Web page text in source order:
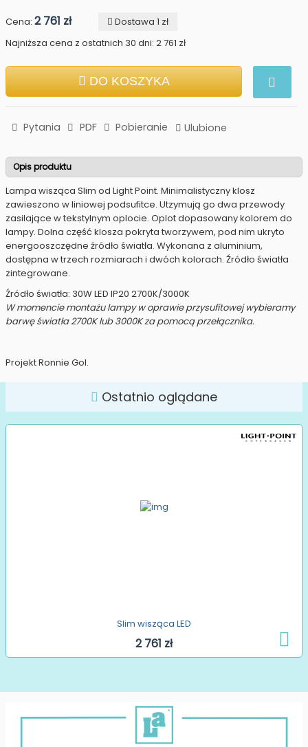
Cena: 2 761 zł
Dostawa 1 zł
Najniższa cena z ostatnich 30 dni: 2 761 zł
DO KOSZYKA
Pytania PDF Pobieranie Ulubione
Opis produktu
Lampa wisząca Slim od Light Point. Minimalistyczny klosz
zawieszono w liniowej podsufitce. Utzymują go dwa przewody
zasilające w tekstylnym oplocie. Oplot dopasowany kolorem do
lampy. Dolna część klosza pokryta tworzywem, pod nim ukryto
energooszczędne źródło światła. Wykonana z aluminium,
dostępna w trzech rozmiarach i dwóch kolorach. Źródło światła
zintegrowane.
Źródło światła: 30W LED IP20 2700K/3000K
W momencie montażu lampy w oprawie przysufitowej wybieramy
barwę światła 2700K lub 3000K za pomocą przełącznika.
Projekt Ronnie Gol.
Ostatnio oglądane
Slim wisząca LED
2 761 zł